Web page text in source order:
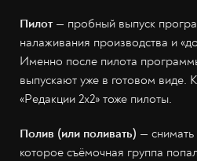
Пилот— пробный выпуск
налаживания производства и
Именно после пилота
выпускают уже в готовом виде.
«Редакции 2х2» тоже пилоты.
Полив (или поливать) —
которое съёмочная группа